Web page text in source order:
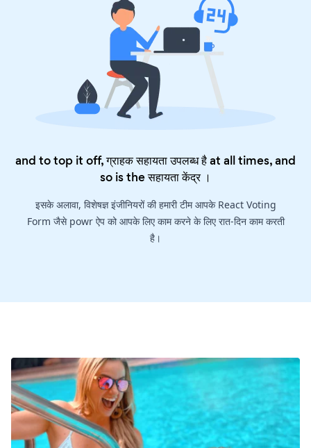
and to top it off, ग्राहक सहायता उपलब्ध है at all times, and
so is theसहायता केंद्र।
इसके अलावा, विशेषज्ञ इंजीनियरों की हमारी टीम आपके React Voting
Form जैसे powr ऐप को आपके लिए काम करने के लिए रात-दिन काम करती
है।